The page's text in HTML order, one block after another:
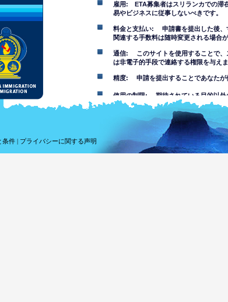
雇用: ETA募集者はスリランカでの滞
易やビジネスに従事しないべきです。
料金と支払い: 申請書を提出した後、
関連する手数料は随時変更される場合が
通信: このサイトを使用することで、
は非電子的手段で連絡する権限を与えま
精度: 申請を提出することであなたが
使用の制限: 期待されている目的以外
このウェブサイトの使用を受け入れる
このウェブサイトにある情報の完全さ
条件 | プライバシーに関する声明